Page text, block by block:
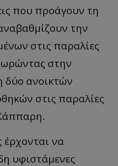
που προάγουν τη
την
στις παραλίες
στην
δύο ανοικτών
στις παραλίες
έρχονται να
υφιστάμενες